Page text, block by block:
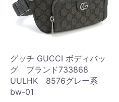
グッチ GUCCI ボディバッ
グ ブランド733868
UULHK 8576グレー系
bw-01